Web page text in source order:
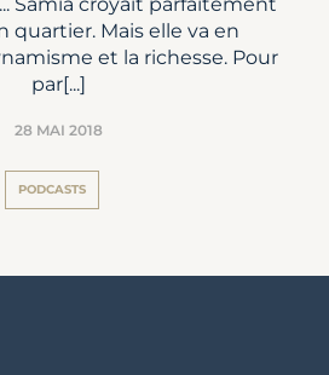
quartier. Mais elle va en
et la richesse. Pour
par[...]
28 MAI 2018
PODCASTS